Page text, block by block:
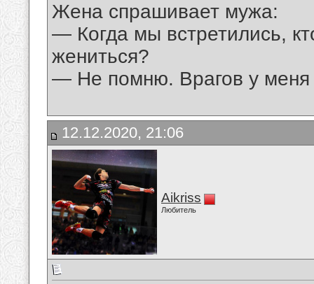
Жена спрашивает мужа:
— Когда мы встретились,
жениться?
— Не помню. Врагов у меня
12.12.2020, 21:06
Aikriss
Любитель